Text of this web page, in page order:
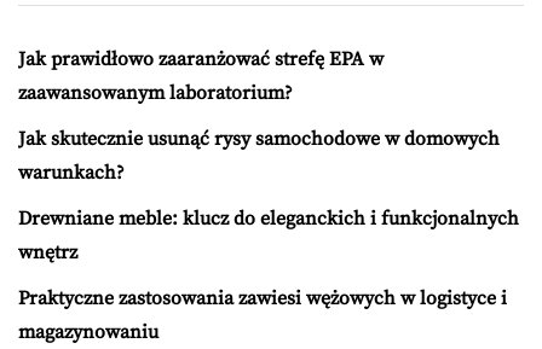
Jak prawidłowo zaaranżować strefę EPA w
zaawansowanym laboratorium?
Jak skutecznie usunąć rysy samochodowe w domowych
warunkach?
Drewniane meble: klucz do eleganckich i funkcjonalnych
wnętrz
Praktyczne zastosowania zawiesi wężowych w logistyce i
magazynowaniu